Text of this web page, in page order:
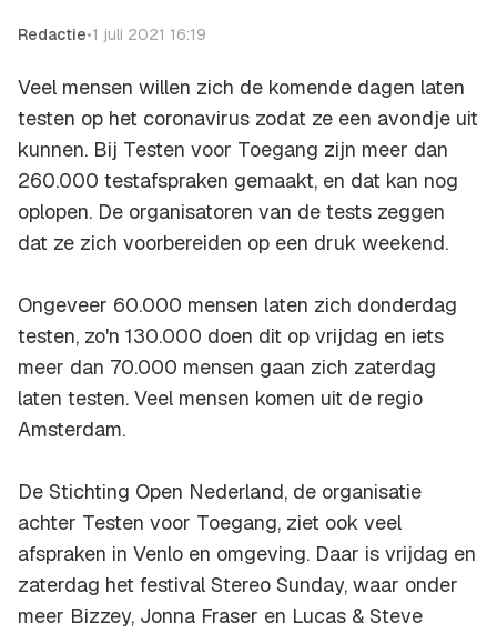
Redactie•1 juli 2021 16:19
Veel mensen willen zich de komende dagen laten
testen op het coronavirus zodat ze een avondje uit
kunnen. Bij Testen voor Toegang zijn meer dan
260.000 testafspraken gemaakt, en dat kan nog
oplopen. De organisatoren van de tests zeggen
dat ze zich voorbereiden op een druk weekend.
Ongeveer 60.000 mensen laten zich donderdag
testen, zo'n 130.000 doen dit op vrijdag en iets
meer dan 70.000 mensen gaan zich zaterdag
laten testen. Veel mensen komen uit de regio
Amsterdam.
De Stichting Open Nederland, de organisatie
achter Testen voor Toegang, ziet ook veel
afspraken in Venlo en omgeving. Daar is vrijdag en
zaterdag het festival Stereo Sunday, waar onder
meer Bizzey, Jonna Fraser en Lucas & Steve